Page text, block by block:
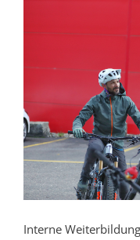
Interne